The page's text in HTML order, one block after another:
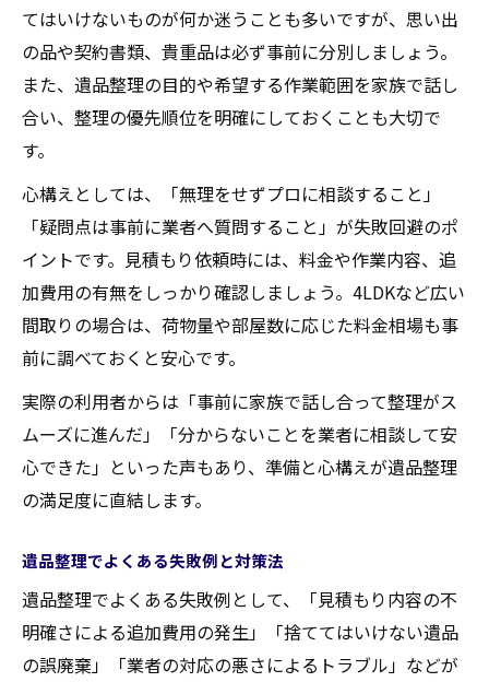
てはいけないものが何か迷うことも多いですが、思い出
の品や契約書類、貴重品は必ず事前に分別しましょう。
また、遺品整理の目的や希望する作業範囲を家族で話し
合い、整理の優先順位を明確にしておくことも大切で
す。
心構えとしては、「無理をせずプロに相談すること」
「疑問点は事前に業者へ質問すること」が失敗回避のポ
イントです。見積もり依頼時には、料金や作業内容、追
加費用の有無をしっかり確認しましょう。4LDKなど広い
間取りの場合は、荷物量や部屋数に応じた料金相場も事
前に調べておくと安心です。
実際の利用者からは「事前に家族で話し合って整理がス
ムーズに進んだ」「分からないことを業者に相談して安
心できた」といった声もあり、準備と心構えが遺品整理
の満足度に直結します。
遺品整理でよくある失敗例と対策法
遺品整理でよくある失敗例として、「見積もり内容の不
明確さによる追加費用の発生」「捨ててはいけない遺品
の誤廃棄」「業者の対応の悪さによるトラブル」などが